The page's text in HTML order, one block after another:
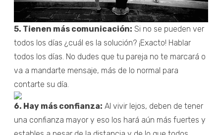
5. Tienen más comunicación: Si no se pueden ver
todos los días ¿cuál es la solución? ¡Exacto! Hablar
todos los días. No dudes que tu pareja no te marcará o
va a mandarte mensaje, más de lo normal para
contarte su día.
6. Hay más confianza: Al vivir lejos, deben de tener
una confianza mayor y eso los hará aún más fuertes y